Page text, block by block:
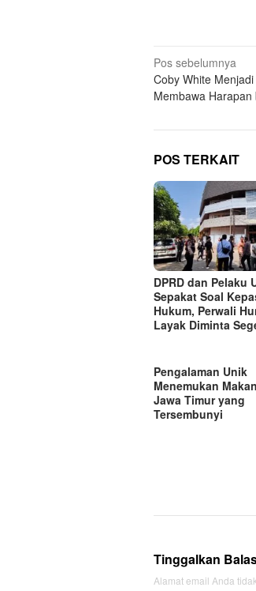
N
a
v
i
g
a
s
i
p
o
s
Pos sebelumnya
Coby White
Membawa
POS TERKAIT
DPRD dan Pelaku
Sepakat Soal
Hukum, Perwali
Layak Diminta
Pengalaman Unik
Menemukan
Jawa Timur yang
Tersembunyi
Tinggalkan
Alamat email Anda